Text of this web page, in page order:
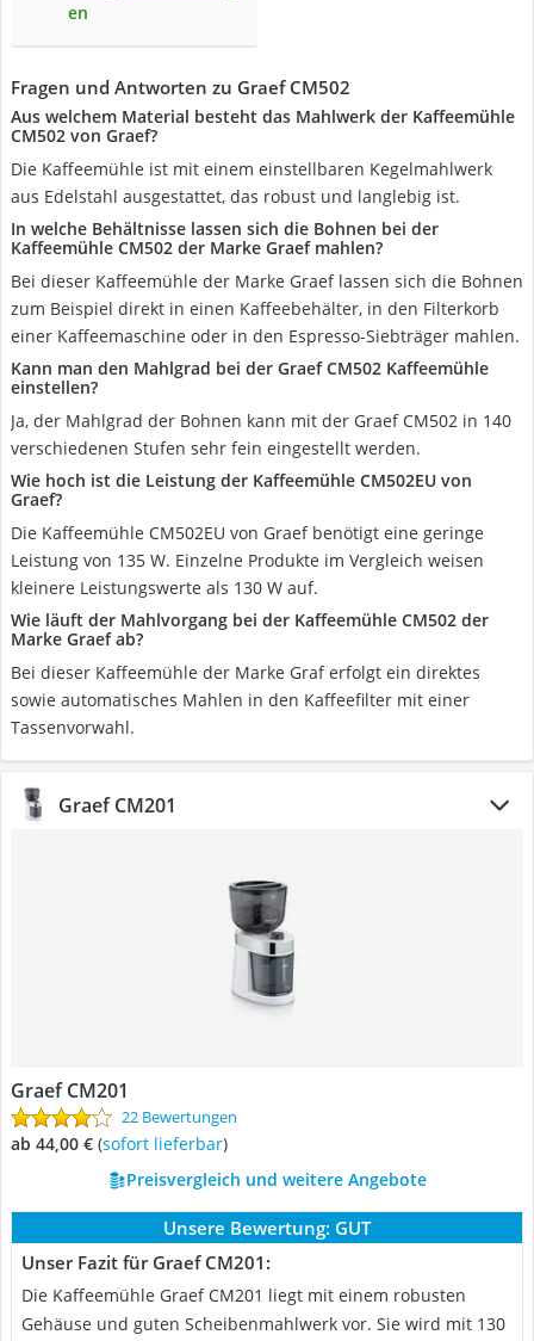
en
Fragen und Antworten zu Graef CM502
Aus welchem Material besteht das Mahlwerk der Kaffeemühle
CM502 von Graef?
Die Kaffeemühle ist mit einem einstellbaren Kegelmahlwerk
aus Edelstahl ausgestattet, das robust und langlebig ist.
In welche Behältnisse lassen sich die Bohnen bei der
Kaffeemühle CM502 der Marke Graef mahlen?
Bei dieser Kaffeemühle der Marke Graef lassen sich die Bohnen
zum Beispiel direkt in einen Kaffeebehälter, in den Filterkorb
einer Kaffeemaschine oder in den Espresso-Siebträger mahlen.
Kann man den Mahlgrad bei der Graef CM502 Kaffeemühle
einstellen?
Ja, der Mahlgrad der Bohnen kann mit der Graef CM502 in 140
verschiedenen Stufen sehr fein eingestellt werden.
Wie hoch ist die Leistung der Kaffeemühle ‎CM502EU von
Graef?
Die Kaffeemühle ‎CM502EU von Graef benötigt eine geringe
Leistung von 135 W. Einzelne Produkte im Vergleich weisen
kleinere Leistungswerte als 130 W auf.
Wie läuft der Mahlvorgang bei der Kaffeemühle CM502 der
Marke Graef ab?
Bei dieser Kaffeemühle der Marke Graf erfolgt ein direktes
sowie automatisches Mahlen in den Kaffeefilter mit einer
Tassenvorwahl.
Graef CM201
Graef CM201
22 Bewertungen
ab 44,00 € ( Sofort lieferbar)
Preisvergleich und weitere Angebote
Unsere Bewertung: GUT
Unser Fazit für Graef CM201:
Die Kaffeemühle Graef CM201 liegt mit einem robusten
Gehäuse und guten Scheibenmahlwerk vor. Sie wird mit 130